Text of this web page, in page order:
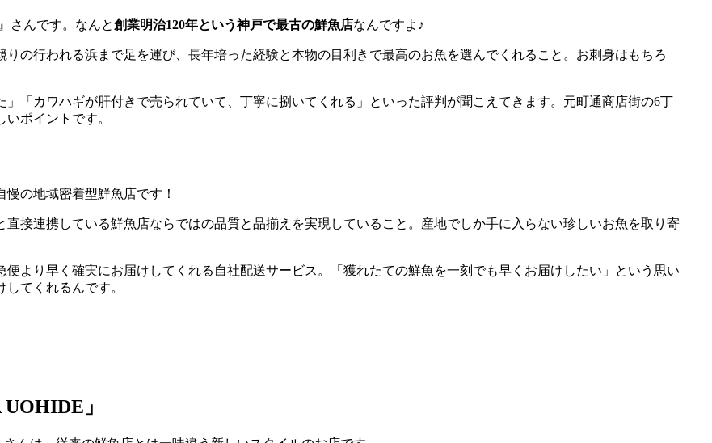
さんです。なんと創業明治120年という神戸で最古の鮮魚店なんですよ♪
の行われる浜まで足を運び、長年培った経験と本物の目利きで最高のお魚を選んでくれること。お刺身はもちろ
「カワハギが肝付きで売られていて、丁寧に捌いてくれる」といった評判が聞こえてきます。元町通商店街の6丁
ポイントです。
慢の地域密着型鮮魚店です！
接連携している鮮魚店ならではの品質と品揃えを実現していること。産地でしか手に入らない珍しいお魚を取り寄
より早く確実にお届けしてくれる自社配送サービス。「獲れたての鮮魚を一刻でも早くお届けしたい」という思い
てくれるんです。
」